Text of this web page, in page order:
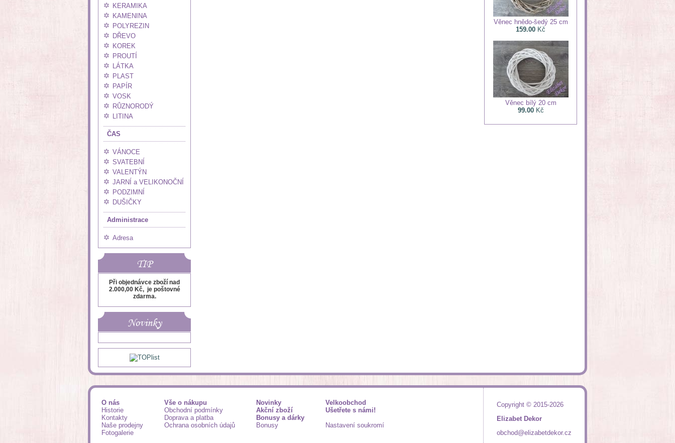
KERAMIKA
KAMENINA
POLYREZIN
DŘEVO
KOREK
PROUTÍ
LÁTKA
PLAST
PAPÍR
VOSK
RŮZNORODÝ
LITINA
ČAS
VÁNOCE
SVATEBNÍ
VALENTÝN
JARNÍ a VELIKONOČNÍ
PODZIMNÍ
DUŠIČKY
Administrace
Adresa
TIP
Při objednávce zboží nad
2.000,00 Kč, je poštovné
zdarma.
Novinky
Věnec hnědo-šedý 25 cm
159.00 Kč
Věnec bílý 20 cm
99.00Kč
Copyright © 2015-2026
Elizabet Dekor
obchod@elizabetdekor.cz
O nás
Historie
Kontakty
Naše prodejny
Fotogalerie
Vše o nákupu
Obchodní podmínky
Doprava a platba
Ochrana osobních údajů
Novinky
Akční zboží
Bonusy a dárky
Bonusy
Velkoobchod
Ušetřete s námi!
Nastavení soukromí